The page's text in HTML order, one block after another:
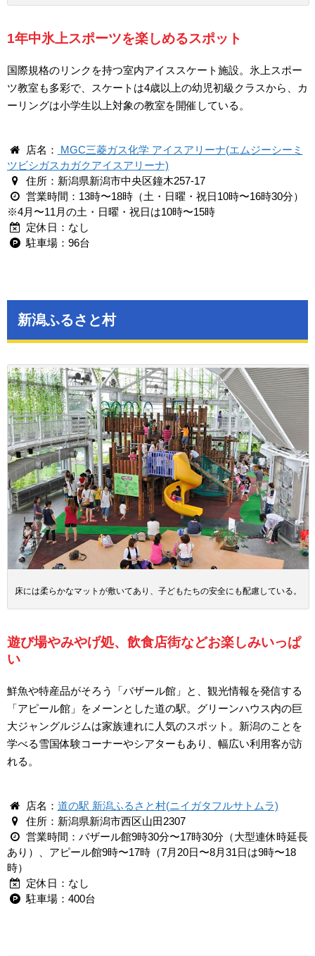
1年中氷上スポーツを楽しめるスポット
国際規格のリンクを持つ室内アイススケート施設。氷上スポー
ツ教室も多彩で、スケートは4歳以上の幼児初級クラスから、カ
ーリングは小学生以上対象の教室を開催している。
店名：
MGC三菱ガス化学 アイスアリーナ(エムジーシーミ
ツビシガスカガクアイスアリーナ)
住所：新潟県新潟市中央区鐘木257-17
営業時間：13時〜18時（土・日曜・祝日10時〜16時30分）
※4月〜11月の土・日曜・祝日は10時〜15時
定休日：なし
駐車場：96台
新潟ふるさと村
床には柔らかなマットが敷いてあり、子どもたちの安全にも配慮している。
遊び場やみやげ処、飲食店街などお楽しみいっぱ
い
鮮魚や特産品がそろう「バザール館」と、観光情報を発信する
「アピール館」をメーンとした道の駅。グリーンハウス内の巨
大ジャングルジムは家族連れに人気のスポット。新潟のことを
学べる雪国体験コーナーやシアターもあり、幅広い利用客が訪
れる。
店名： 道の駅 新潟ふるさと村(ニイガタフルサトムラ)
住所：新潟県新潟市西区山田2307
営業時間：バザール館9時30分〜17時30分（大型連休時延長
あり）、アピール館9時〜17時（7月20日〜8月31日は9時〜18
時）
定休日：なし
駐車場：400台